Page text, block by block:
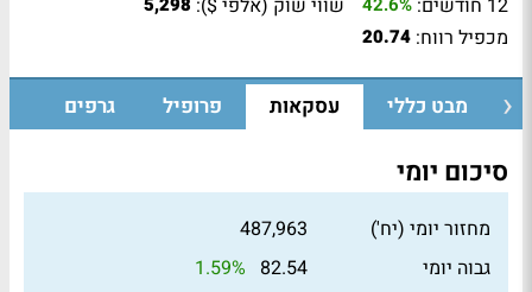
מכפיל רווח: 20.74
מבט כללי עסקאות פרופיל גרפים
סיכום יומי
מחזור יומי (יח')
487,963
גבוה יומי
82.54
1.59%